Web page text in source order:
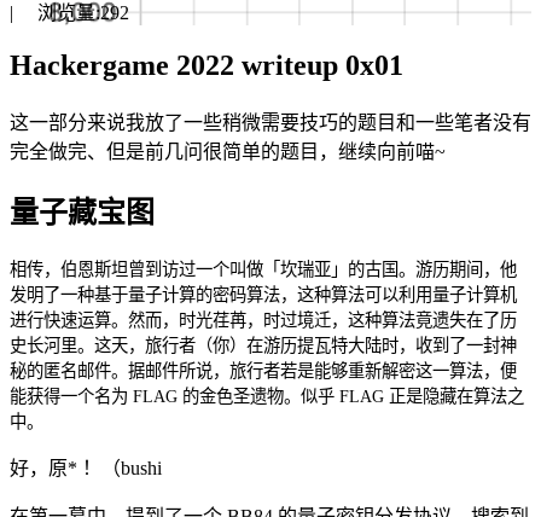
|
浏览量:292
Hackergame 2022 writeup 0x01
这一部分来说我放了一些稍微需要技巧的题目和一些笔者没有
完全做完、但是前几问很简单的题目，继续向前喵~
量子藏宝图
相传，伯恩斯坦曾到访过一个叫做「坎瑞亚」的古国。游历期间，他
发明了一种基于量子计算的密码算法，这种算法可以利用量子计算机
进行快速运算。然而，时光荏苒，时过境迁，这种算法竟遗失在了历
史长河里。这天，旅行者（你）在游历提瓦特大陆时，收到了一封神
秘的匿名邮件。据邮件所说，旅行者若是能够重新解密这一算法，便
能获得一个名为 FLAG 的金色圣遗物。似乎 FLAG 正是隐藏在算法之
中。
好，原* ！（bushi